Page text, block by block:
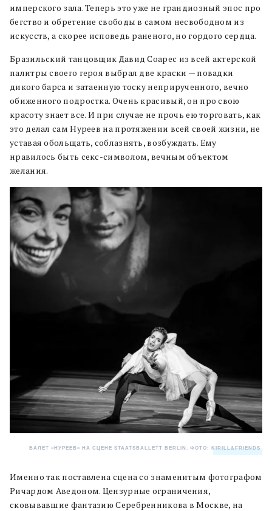
имперского зала. Теперь это уже не грандиозный эпос про
бегство и обретение свободы в самом несвободном из
искусств, а скорее исповедь раненого, но гордого сердца.
Бразильский танцовщик Давид Соарес из всей актерской
палитры своего героя выбрал две краски — повадки
дикого барса и затаенную тоску неприрученного, вечно
обиженного подростка. Очень красивый, он про свою
красоту знает все. И при случае не прочь ею торговать, как
это делал сам Нуреев на протяжении всей своей жизни, не
уставая обольщать, соблазнять, возбуждать. Ему
нравилось быть секс-символом, вечным объектом
желания.
БАЛЕТ «НУРЕЕВ» НА СЦЕНЕ STAATSBALLETT BERLIN. ФОТО: KIRILL&FRIENDS.
Именно так поставлена сцена со знаменитым фотографом
Ричардом Аведоном. Цензурные ограничения,
сковывавшие фантазию Серебренникова в Москве, на